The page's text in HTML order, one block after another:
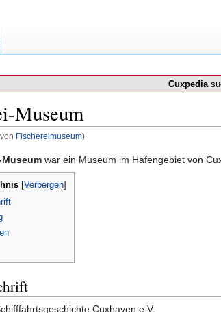
Cuxpedia
Museum
Fischereimuseum)
war ein Museum im Hafengebiet von
Verbergen
Cuxhaven e.V.